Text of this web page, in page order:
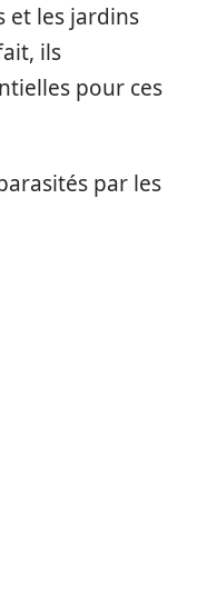
et les jardins
ils
pour ces
par les